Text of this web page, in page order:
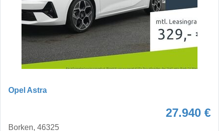
Opel Astra
27.940 €
Borken, 46325